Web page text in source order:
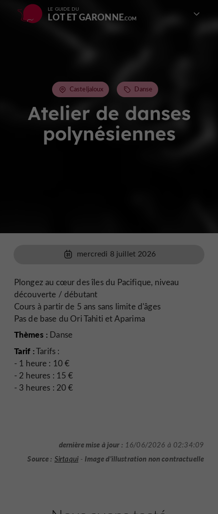
LE GUIDE DU
LOT ET GARONNE
Atelier de danses
polynésiennes
Casteljaloux Danse
mercredi 8 juillet 2026
Plongez au cœur des îles du Pacifique, niveau
découverte / débutant
Cours à partir de 5 ans sans limite d'âges
Pas de base du Ori Tahiti et Aparima
Thèmes : Danse
Tarif :Tarifs :
- 1 heure : 10 €
- 2 heures : 15 €
- 3 heures : 20 €
dernière mise à jour : 16/06/2026 à 02:34:09
Source : Sirtaqui-Image d'illustration non contractuelle